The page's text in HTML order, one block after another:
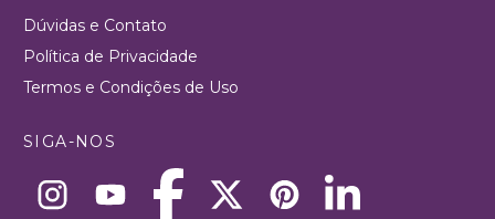
Dúvidas e Contato
Política de Privacidade
Termos e Condições de Uso
SIGA-NOS